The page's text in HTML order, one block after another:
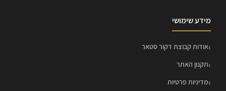
מידע שימושי
אודות קבוצת דקור סטאר
תקנון האתר
מדיניות פרטיות